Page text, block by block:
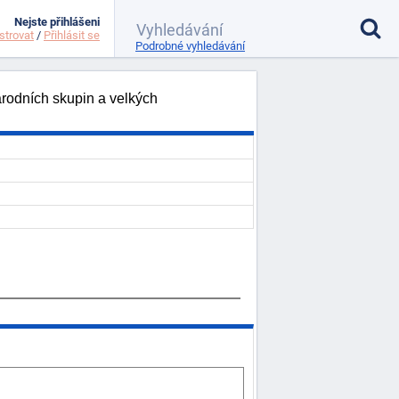
skupin a velkých
Nejste přihlášeni
/ Přihlásit se
Podrobné vyhledávání